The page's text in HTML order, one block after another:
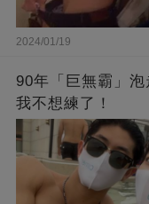
2024/01/19
90年「巨無霸」
我不想練了！